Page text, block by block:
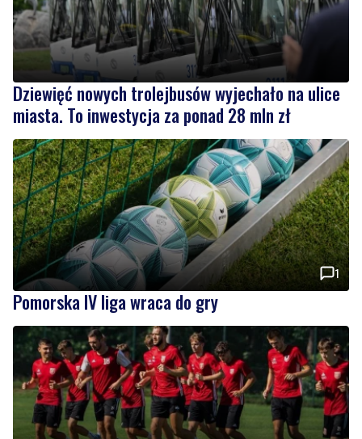
Dziewięć nowych trolejbusów wyjechało na ulice
miasta. To inwestycja za ponad 28 mln zł
1
Pomorska IV liga wraca do gry
Wikęd poznał rywala w Pucharze Polski. To